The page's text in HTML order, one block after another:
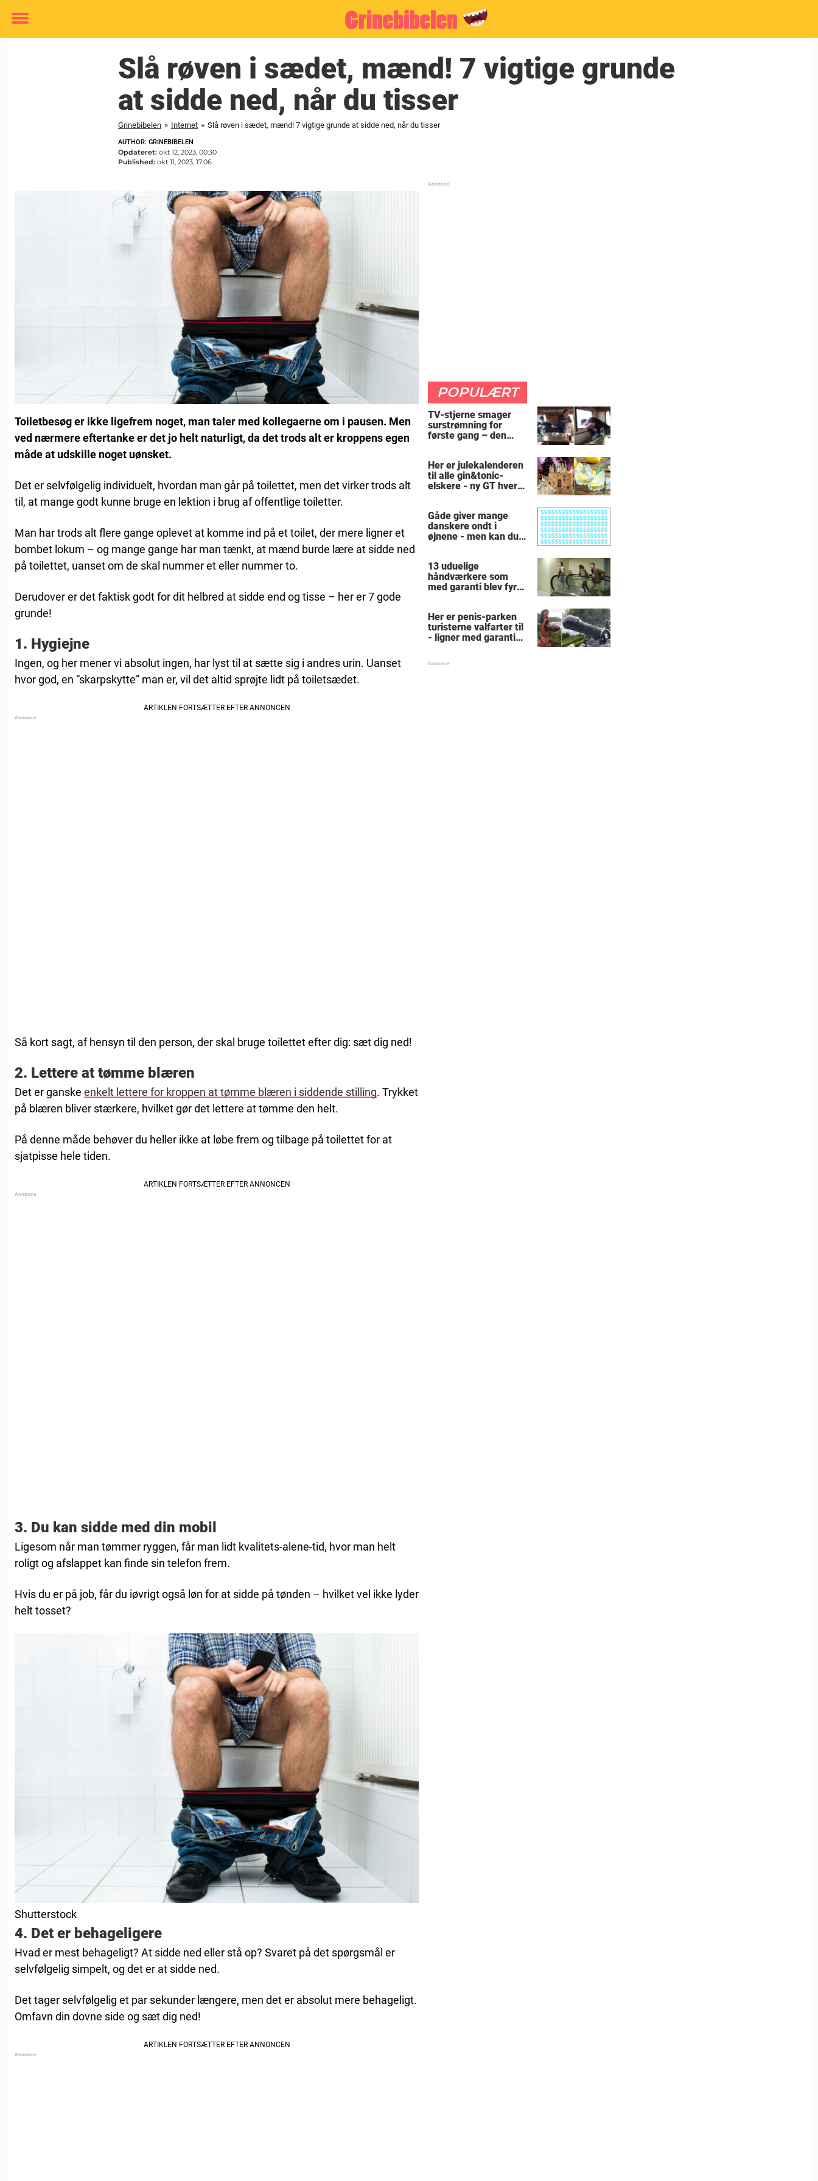
Toggle
Slå røven i sædet, mænd! 7 vigtige grunde
at sidde ned, når du tisser
Grinebibelen » Internet » Slå røven i sædet, mænd! 7 vigtige grunde at sidde ned, når du tisser
AUTHOR: GRINEBIBELEN
Opdateret: okt 12, 2023, 00:30
Published: okt 11, 2023, 17:06
Toiletbesøg er ikke ligefrem noget, man taler med kollegaerne om i pausen. Men
ved nærmere eftertanke er det jo helt naturligt, da det trods alt er kroppens egen
måde at udskille noget uønsket.
Det er selvfølgelig individuelt, hvordan man går på toilettet, men det virker trods alt
til, at mange godt kunne bruge en lektion i brug af offentlige toiletter.
Man har trods alt flere gange oplevet at komme ind på et toilet, der mere ligner et
bombet lokum – og mange gange har man tænkt, at mænd burde lære at sidde ned
på toilettet, uanset om de skal nummer et eller nummer to.
Derudover er det faktisk godt for dit helbred at sidde end og tisse – her er 7 gode
grunde!
1. Hygiejne
Ingen, og her mener vi absolut ingen, har lyst til at sætte sig i andres urin. Uanset
hvor god, en “skarpskytte” man er, vil det altid sprøjte lidt på toiletsædet.
Så kort sagt, af hensyn til den person, der skal bruge toilettet efter dig: sæt dig ned!
2. Lettere at tømme blæren
Det er ganske enkelt lettere for kroppen at tømme blæren i siddende stilling. Trykket
på blæren bliver stærkere, hvilket gør det lettere at tømme den helt.
På denne måde behøver du heller ikke at løbe frem og tilbage på toilettet for at
sjatpisse hele tiden.
3. Du kan sidde med din mobil
Ligesom når man tømmer ryggen, får man lidt kvalitets-alene-tid, hvor man helt
roligt og afslappet kan finde sin telefon frem.
Hvis du er på job, får du iøvrigt også løn for at sidde på tønden – hvilket vel ikke lyder
helt tosset?
Shutterstock
4. Det er behageligere
Hvad er mest behageligt? At sidde ned eller stå op? Svaret på det spørgsmål er
selvfølgelig simpelt, og det er at sidde ned.
Det tager selvfølgelig et par sekunder længere, men det er absolut mere behageligt.
Omfavn din dovne side og sæt dig ned!
POPULÆRT
TV-stjerne smager
surstrømning for
første gang – den
skrige af grin
Her er julekalenderen
til alle gin&tonic-
elskere - ny GT hver
Gåde giver mange
danskere ondt i
øjnene - men kan du
13 uduelige
håndværkere som
med garanti blev fyret
Her er penis-parken
turisterne valfarter til
- ligner med garanti